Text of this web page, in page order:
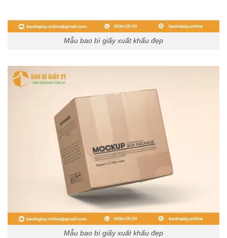
Mẫu bao bì giấy xuất khẩu đẹp
Mẫu bao bì giấy xuất khẩu đẹp